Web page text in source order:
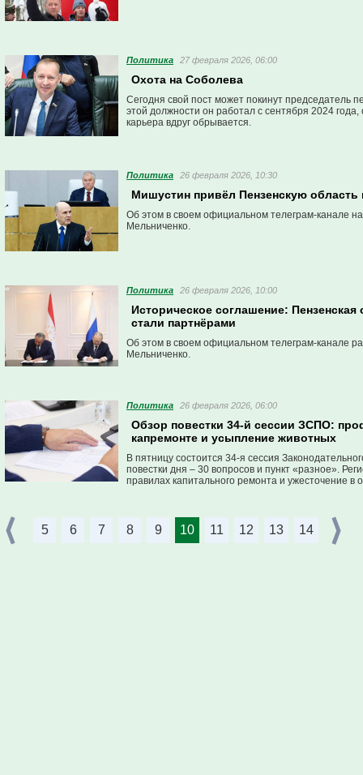
Политика 27 февраля 2026, 06:00
Охота на Соболева
Сегодня свой пост может покинут председатель
этой должности он работал с сентября 2024
карьера вдруг обрывается.
Политика 26 февраля 2026, 10:30
Мишустин привёл Пензенскую область
Об этом в своем официальном телеграм-канале
Мельниченко.
Политика 26 февраля 2026, 10:00
Историческое соглашение:
стали партнёрами
Об этом в своем официальном телеграм-канале
Мельниченко.
Политика 26 февраля 2026, 06:00
Обзор повестки 34-й сессии ЗСПО:
капремонте и усыпление животных
В пятницу состоится 34-я сессия
повестки дня – 30 вопросов и пункт «разное».
правилах капитального ремонта и ужесточение
5 6 7 8 9 10 11 12 13 14